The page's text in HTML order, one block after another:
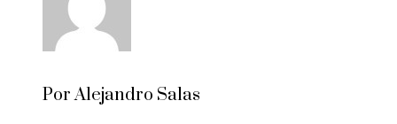
Por Alejandro Salas